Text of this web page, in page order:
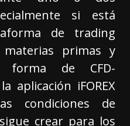
si está
de trading
materias primas y
forma de CFD-
aplicación iFOREX
condiciones de
crear para los